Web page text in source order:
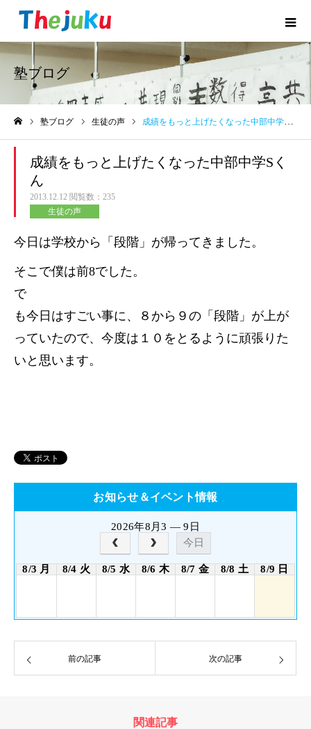
塾ブログ
塾ブログ 生徒の声 成績をもっと上げたくなった中部中学Sくん
成績をもっと上げたくなった中部中学Sく
ん
2013.12.12 閲覧数：235
生徒の声
今日は学校から「段階」が帰ってきました。
そこで僕は前8でした。
で
も今日はすごい事に、８から９の「段階」が上が
っていたので、今度は１０をとるように頑張りた
いと思います。
お知らせ＆イベント情報
2026年8月3 — 9日
今日
8/3 月 8/4 火 8/5 水 8/6 木 8/7 金 8/8 土 8/9 日
前の記事 次の記事
関連記事